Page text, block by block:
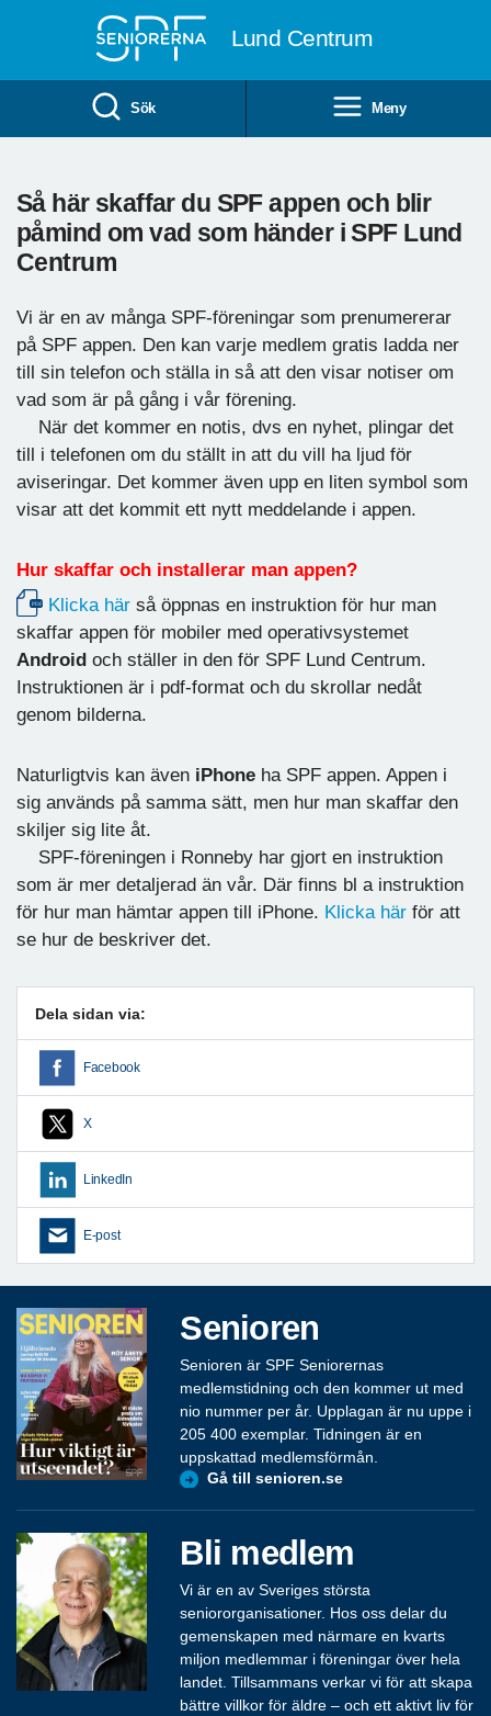
Lund Centrum
Sök Meny
Så här skaffar du SPF appen och blir
påmind om vad som händer i SPF Lund
Centrum
Vi är en av många SPF-föreningar som prenumererar
på SPF appen. Den kan varje medlem gratis ladda ner
till sin telefon och ställa in så att den visar notiser om
vad som är på gång i vår förening.
När det kommer en notis, dvs en nyhet, plingar det
till i telefonen om du ställt in att du vill ha ljud för
aviseringar. Det kommer även upp en liten symbol som
visar att det kommit ett nytt meddelande i appen.
Hur skaffar och installerar man appen?
Klicka här så öppnas en instruktion för hur man
skaffar appen för mobiler med operativsystemet
Android och ställer in den för SPF Lund Centrum.
Instruktionen är i pdf-format och du skrollar nedåt
genom bilderna.
Naturligtvis kan även iPhone ha SPF appen. Appen i
sig används på samma sätt, men hur man skaffar den
skiljer sig lite åt.
SPF-föreningen i Ronneby har gjort en instruktion
som är mer detaljerad än vår. Där finns bl a instruktion
för hur man hämtar appen till iPhone. Klicka här för att
se hur de beskriver det.
Dela sidan via:
Facebook
X
LinkedIn
E-post
Senioren
Senioren är SPF Seniorernas
medlemstidning och den kommer ut med
nio nummer per år. Upplagan är nu uppe i
205 400 exemplar. Tidningen är en
uppskattad medlemsförmån.
Gå till senioren.se
Bli medlem
Vi är en av Sveriges största
seniororganisationer. Hos oss delar du
gemenskapen med närmare en kvarts
miljon medlemmar i föreningar över hela
landet. Tillsammans verkar vi för att skapa
bättre villkor för äldre – och ett aktivt liv för